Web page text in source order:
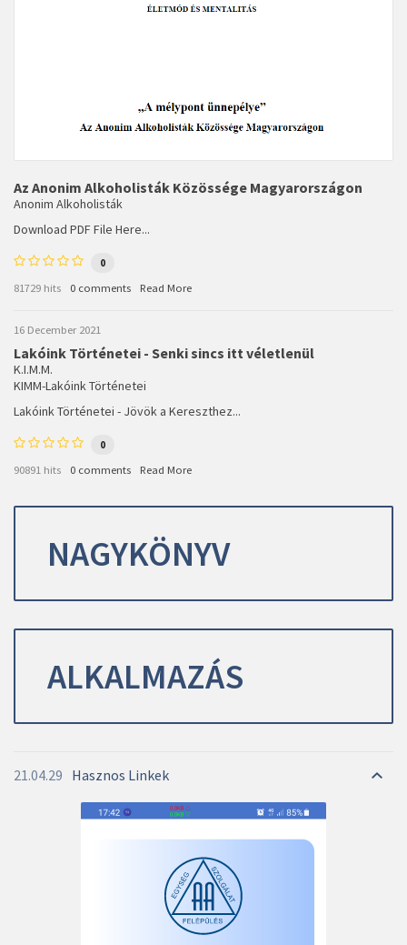
Az Anonim Alkoholisták Közössége Magyarországon
Anonim Alkoholisták
Download PDF File Here...
0
81729 hits 0 comments Read More
16 December 2021
Lakóink Történetei - Senki sincs itt véletlenül
K.I.M.M.
KIMM-Lakóink Történetei
Lakóink Történetei - Jövök a Kereszthez...
0
90891 hits 0 comments Read More
NAGYKÖNYV
ALKALMAZÁS
21.04.29 Hasznos Linkek